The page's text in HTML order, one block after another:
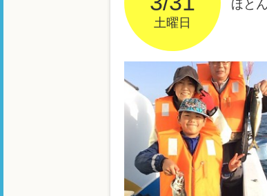
土曜日
ほと